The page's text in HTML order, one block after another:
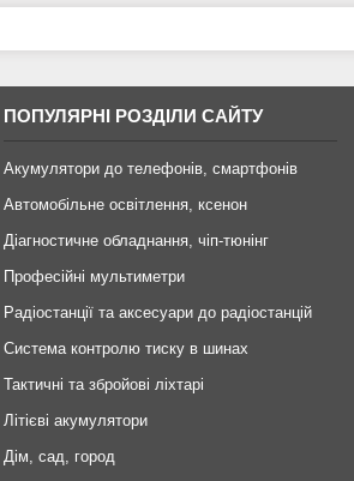
ПОПУЛЯРНІ РОЗДІЛИ САЙТУ
Акумулятори до телефонів, смартфонів
Автомобільне освітлення, ксенон
Діагностичне обладнання, чіп-тюнінг
Професійні мультиметри
Радіостанції та аксесуари до радіостанцій
Система контролю тиску в шинах
Тактичні та збройові ліхтарі
Літієві акумулятори
Дім, сад, город